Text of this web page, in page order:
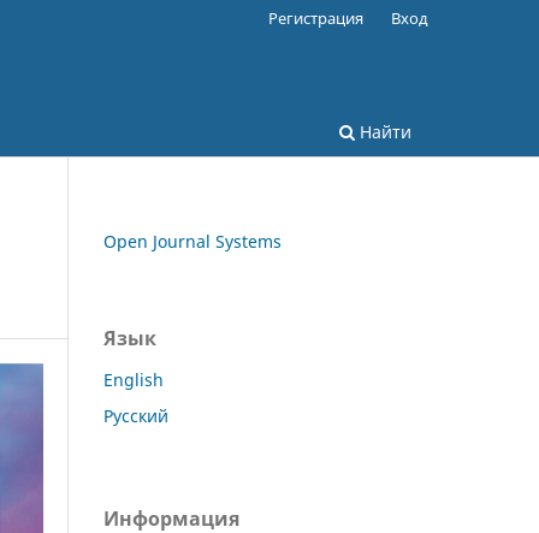
Найти
Регистрация Вход
Open Journal Systems
Язык
English
Русский
Информация